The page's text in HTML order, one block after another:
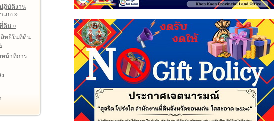
ฏิบัติงาน
เภอ »
ดิน »
ทธิในที่ดิน
น้าที่การ